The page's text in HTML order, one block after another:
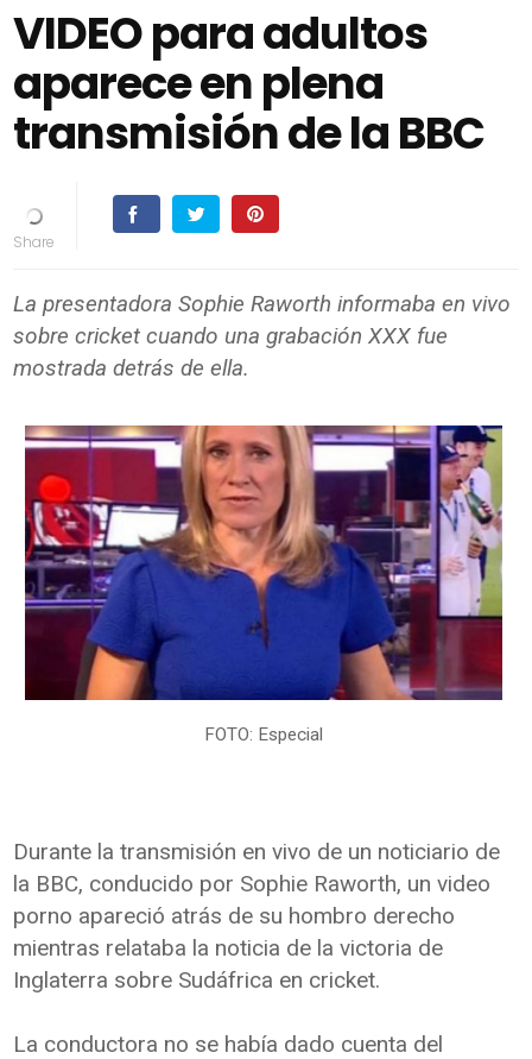
VIDEO para adultos
aparece en plena
transmisión de la BBC
La presentadora Sophie Raworth informaba en vivo
sobre cricket cuando una grabación XXX fue
mostrada detrás de ella.
FOTO: Especial
Durante la transmisión en vivo de un noticiario de
la BBC, conducido por Sophie Raworth, un video
porno apareció atrás de su hombro derecho
mientras relataba la noticia de la victoria de
Inglaterra sobre Sudáfrica en cricket.
La conductora no se había dado cuenta del